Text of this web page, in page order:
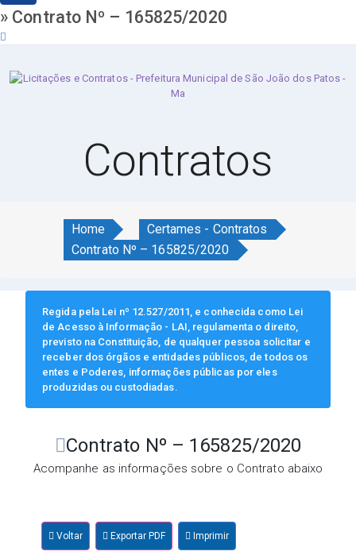
» Contrato Nº – 165825/2020
Contratos
Home
Certames - Contratos
Contrato Nº – 165825/2020
Regida pela Lei nº 12.527/2011, e conhecida como Lei
de Acesso à Informação - LAI, regulamenta o direito,
previsto na Constituição, de qualquer pessoa solicitar e
receber dos órgãos e entidades públicos, de todos os
entes e Poderes, informações públicas por eles
produzidas ou custodiadas.
Contrato Nº – 165825/2020
Acompanhe as informações sobre o Contrato abaixo
Voltar Exportar PDF Imprimir